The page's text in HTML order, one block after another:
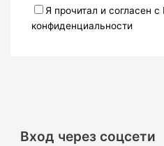
Я прочитал и согласен с
конфиденциальности
Вход через соцсети